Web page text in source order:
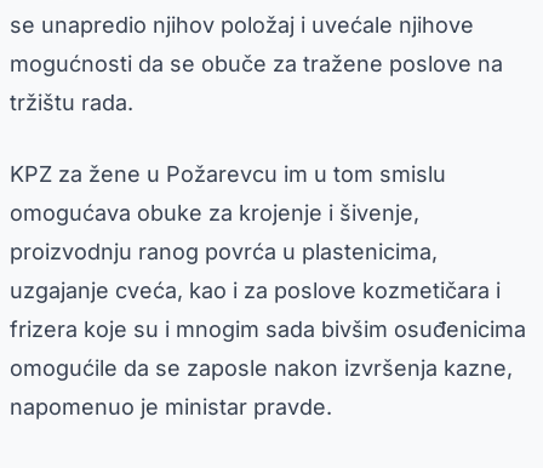
se unapredio njihov položaj i uvećale njihove
mogućnosti da se obuče za tražene poslove na
tržištu rada.
KPZ za žene u Požarevcu im u tom smislu
omogućava obuke za krojenje i šivenje,
proizvodnju ranog povrća u plastenicima,
uzgajanje cveća, kao i za poslove kozmetičara i
frizera koje su i mnogim sada bivšim osuđenicima
omogućile da se zaposle nakon izvršenja kazne,
napomenuo je ministar pravde.